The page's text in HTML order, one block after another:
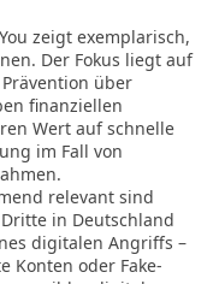
zeigt exemplarisch,
Der Fokus liegt auf
über
finanziellen
Wert auf schnelle
im Fall von
relevant sind
in Deutschland
digitalen Angriffs –
Konten oder Fake-